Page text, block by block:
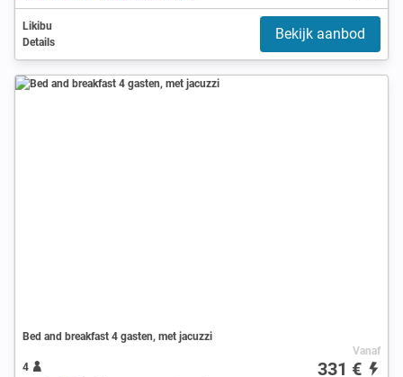
Likibu
Details
Bekijk aanbod
Bed and breakfast 4 gasten, met jacuzzi
4
Vanaf
331 €